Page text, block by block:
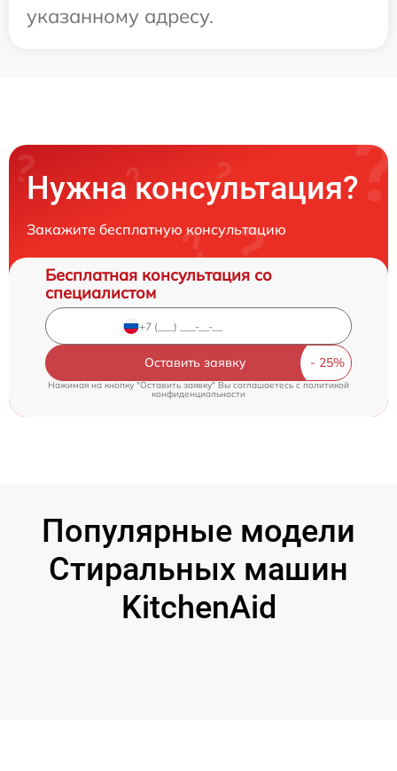
указанному адресу.
Нужна консультация?
Закажите бесплатную консультацию
Бесплатная консультация со
специалистом
Оставить заявку
Нажимая на кнопку "Оставить заявку" Вы соглашаетесь cполитикой
конфиденциальности
Популярные модели
Стиральных машин
KitchenAid